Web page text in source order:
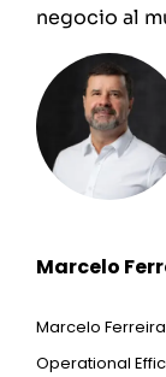
negocio al
Marcelo
Marcelo
Operational